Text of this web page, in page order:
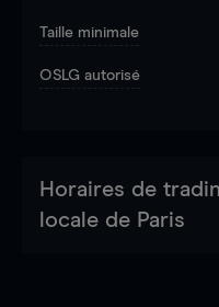
Taille minimale
OSLG autorisé
Horaires de
locale de Paris